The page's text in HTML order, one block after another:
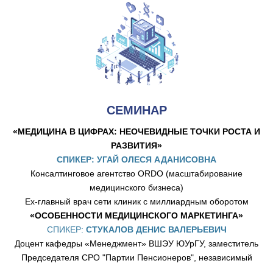
СЕМИНАР
«МЕДИЦИНА В ЦИФРАХ: НЕОЧЕВИДНЫЕ ТОЧКИ РОСТА И
РАЗВИТИЯ»
СПИКЕР: УГАЙ ОЛЕСЯ АДАНИСОВНА
Консалтинговое агентство ORDO (масштабирование
медицинского бизнеса)
Ex-главный врач сети клиник с миллиардным оборотом
«ОСОБЕННОСТИ МЕДИЦИНСКОГО МАРКЕТИНГА»
СПИКЕР: СТУКАЛОВ ДЕНИС ВАЛЕРЬЕВИЧ
Доцент кафедры «Менеджмент» ВШЭУ ЮУрГУ, заместитель
Председателя СРО "Партии Пенсионеров", независимый